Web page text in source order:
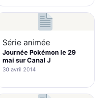
Série animée
Journée Pokémon le 29
mai sur Canal J
30 avril 2014